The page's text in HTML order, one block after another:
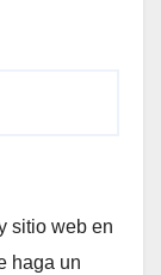
sitio web en
haga un